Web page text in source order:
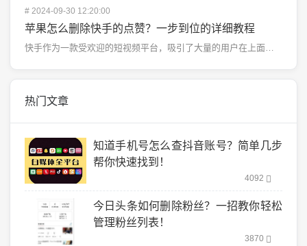
# 2024-09-30 12:20:00
苹果怎么删除快手的点赞？一步到位的详细教程
快手作为一款受欢迎的短视频平台，吸引了大量的用户在上面分享和观看视频。在使用快手时，大家可能会频繁点...
热门文章
知道手机号怎么查抖音账号？简单几步
帮你快速找到！
4092
今日头条如何删除粉丝？一招教你轻松
管理粉丝列表！
3870